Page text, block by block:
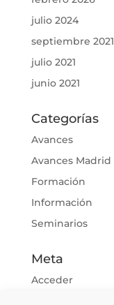
julio 2024
septiembre 2021
julio 2021
junio 2021
Categorías
Avances
Avances Madrid
Formación
Información
Seminarios
Meta
Acceder